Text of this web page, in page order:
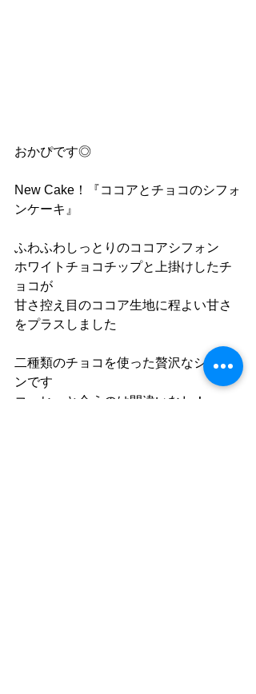
おかぴです◎
New Cake！『ココアとチョコのシフォ
ンケーキ』
ふわふわしっとりのココアシフォン
ホワイトチョコチップと上掛けしたチ
ョコが
甘さ控え目のココア生地に程よい甘さ
をプラスしました
二種類のチョコを使った贅沢なシフォ
ンです
コーヒーと合うのは間違いなし！